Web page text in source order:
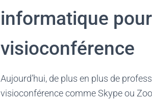
informatique
visioconférence
Aujourd’hui, de plus en plus de
visioconférence comme Skype ou